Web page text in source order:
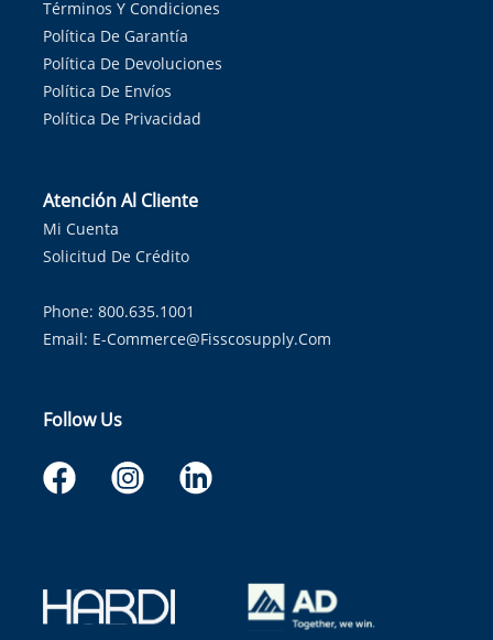
Términos Y Condiciones
Política De Garantía
Política De Devoluciones
Política De Envíos
Política De Privacidad
Atención Al Cliente
Mi Cuenta
Solicitud De Crédito
Phone: 800.635.1001
Email: E-Commerce@fisscosupply.com
Follow Us